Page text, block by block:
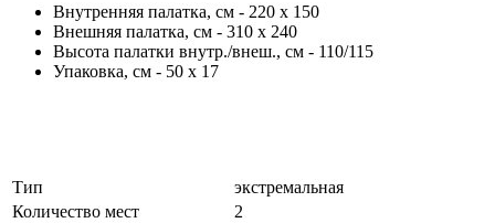
Внутренняя палатка, см - 220 x 150
Внешняя палатка, см - 310 x 240
Высота палатки внутр./внеш., см - 110/115
Упаковка, см - 50 x 17
Тип
экстремальная
Количество мест
2